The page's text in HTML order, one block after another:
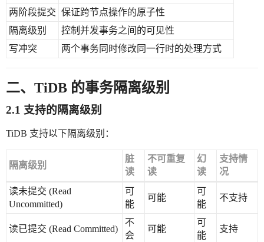
两阶段提交 保证跨节点操作的原子性
隔离级别
控制并发事务之间的可见性
写冲突
两个事务同时修改同一行时的处理方式
二、TiDB 的事务隔离级别
2.1 支持的隔离级别
TiDB 支持以下隔离级别：
隔离级别
脏
读
不可重复
读
幻
读
支持情
况
读未提交 (Read
Uncommitted)
可
能
可能
可
能
不支持
读已提交 (Read Committed)
不
会
可能
可
能
支持